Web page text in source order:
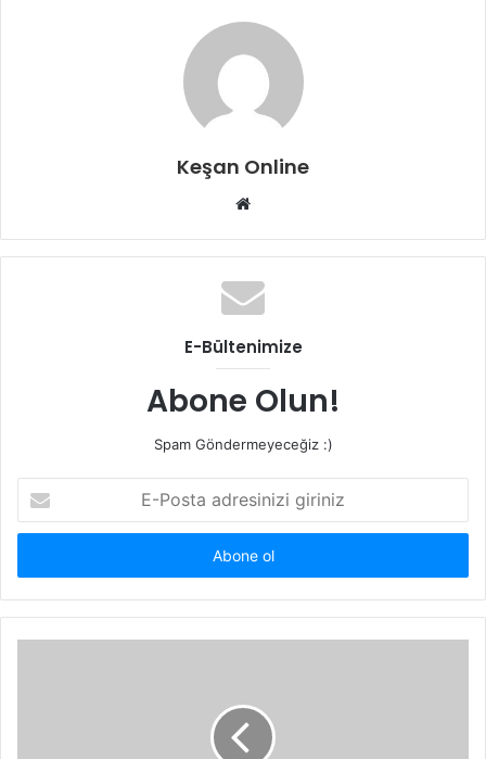
Keşan Online
Web
E-Bültenimize
Abone Olun!
Spam Göndermeyeceğiz :)
Posta
adresinizi